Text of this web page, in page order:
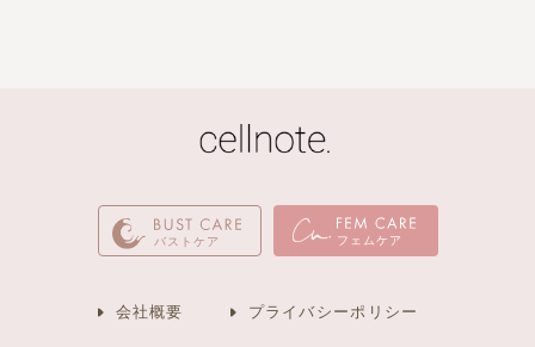
会社概要 プライバシーポリシー
バストケア フェムケア